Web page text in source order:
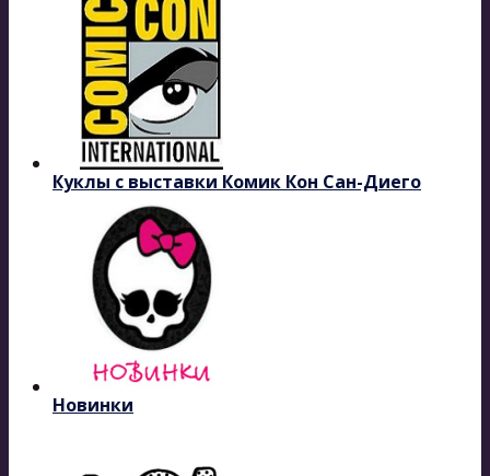
Куклы с выставки Комик Кон Сан-Диего
Новинки